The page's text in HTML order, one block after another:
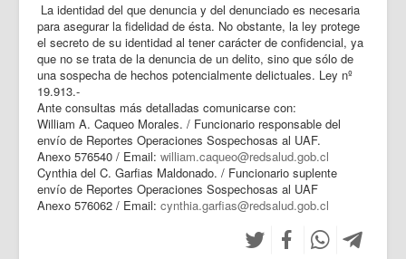
La identidad del que denuncia y del denunciado es necesaria
para asegurar la fidelidad de ésta. No obstante, la ley protege
el secreto de su identidad al tener carácter de confidencial, ya
que no se trata de la denuncia de un delito, sino que sólo de
una sospecha de hechos potencialmente delictuales. Ley nº
19.913.-
Ante consultas más detalladas comunicarse con:
William A. Caqueo Morales. / Funcionario responsable del
envío de Reportes Operaciones Sospechosas al UAF.
Anexo 576540 / Email: william.caqueo@redsalud.gob.cl
Cynthia del C. Garfias Maldonado. / Funcionario suplente
envío de Reportes Operaciones Sospechosas al UAF
Anexo 576062 / Email: cynthia.garfias@redsalud.gob.cl